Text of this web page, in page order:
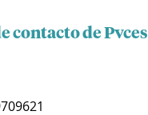
contacto de